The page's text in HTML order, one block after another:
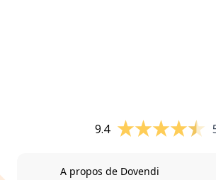
9.4
A propos de Dovendi